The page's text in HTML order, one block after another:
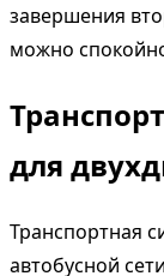
завершения
можно
для
Транспортная
автобусной